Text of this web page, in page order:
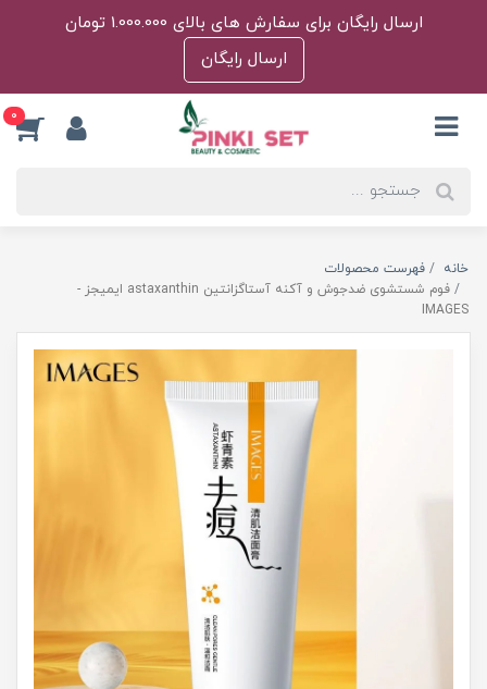
ارسال رایگان برای سفارش های بالای 1.000.000 تومان
ارسال رایگان
0
خانه
فهرست محصولات
فوم شستشوی ضدجوش و آکنه آستاگزانتین astaxanthin ایمیجز -
IMAGES